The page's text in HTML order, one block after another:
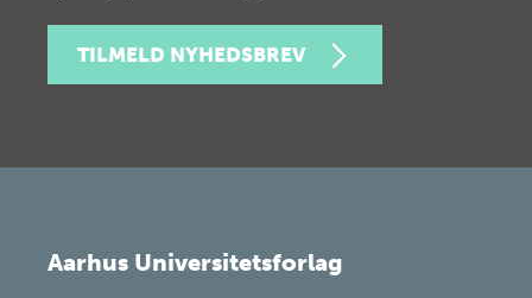
TILMELD NYHEDSBREV
Aarhus Universitetsforlag